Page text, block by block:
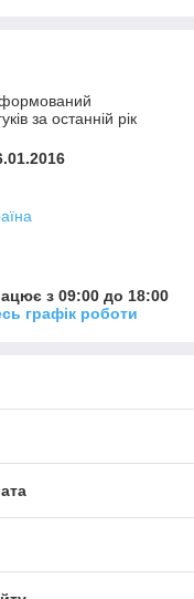
за останній рік
з 09:00 до 18:00
графік роботи